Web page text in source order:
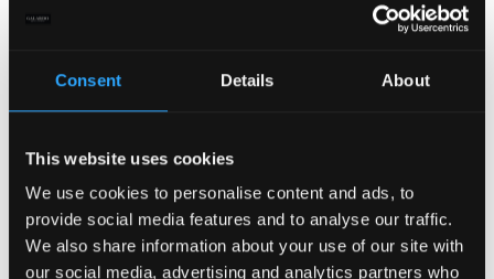
Consent Details About
This website uses cookies
We use cookies to personalise content and ads, to
provide social media features and to analyse our traffic.
We also share information about your use of our site with
our social media, advertising and analytics partners who